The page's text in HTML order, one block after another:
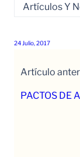
Artículos Y
24 Julio, 2017
Artículo
PACTOS DE